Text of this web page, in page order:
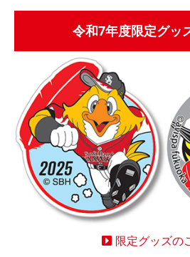
令和7年度限定グッ
限定グッズの